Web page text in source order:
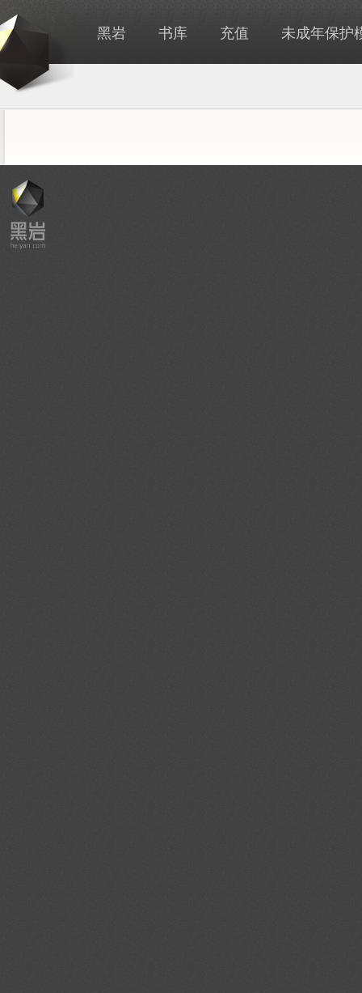
黑岩 书库 充值 未成年保护